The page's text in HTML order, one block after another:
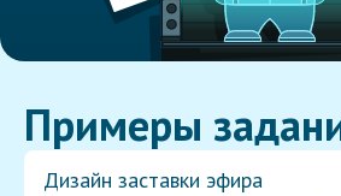
Примеры
Дизайн заставки эфира